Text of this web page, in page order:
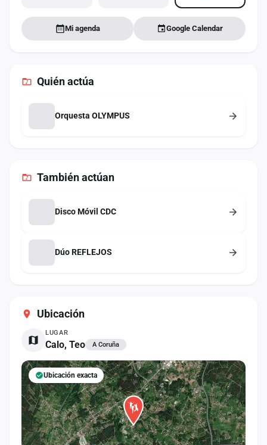
Ubicación
LUGAR
Calo, Teo A Coruña
Ubicación exacta
Mi agenda Google Calendar
Quién actúa
Orquesta OLYMPUS
Tambiénactúan
Disco Móvil CDC
Dúo REFLEJOS